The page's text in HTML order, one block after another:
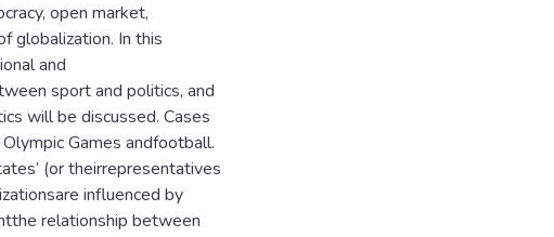
open market,
globalization. In this
and
sport and politics, and
will be discussed. Cases
Games andfootball.
(or theirrepresentatives
influenced by
relationship between